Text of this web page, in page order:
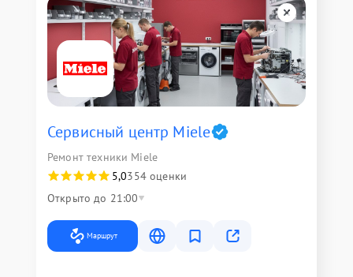
Сервисный центр Miele
Ремонт техники Miele
5,0354 оценки
Открыто до 21:00
Маршрут